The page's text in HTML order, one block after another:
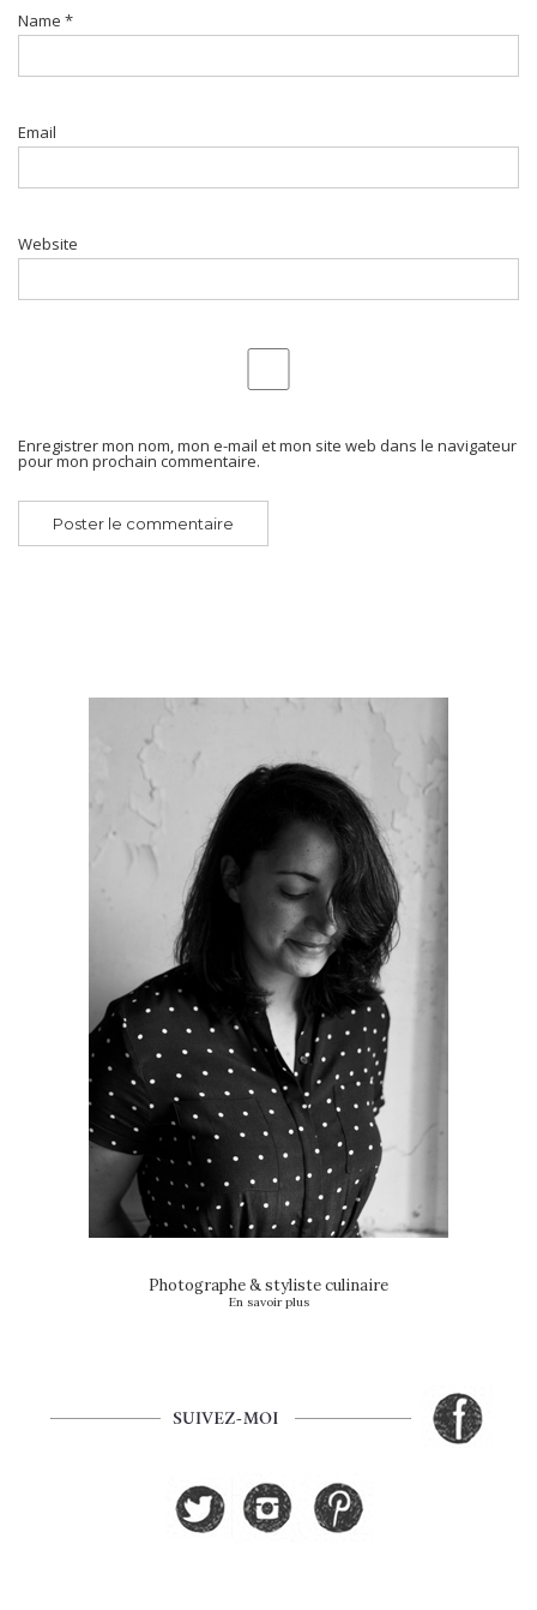
Name *
Email
Website
Enregistrer mon nom, mon e-mail et mon site web dans le navigateur
pour mon prochain commentaire.
Photographe & styliste culinaire
En savoir plus